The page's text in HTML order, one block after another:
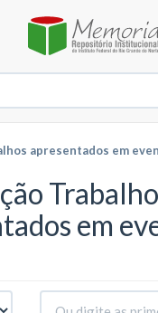
apresentados em
em